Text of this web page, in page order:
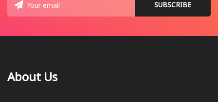
About Us